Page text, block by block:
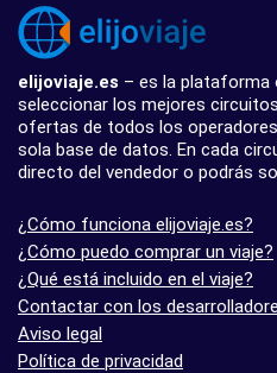
elijoviaje.es – es la plataforma
seleccionar los mejores
ofertas de todos los
sola base de datos. En cada
directo del vendedor o podrás
¿Cómo funciona elijoviaje.es?
¿Cómo puedo comprar un viaje?
¿Qué está incluido en el viaje?
Contactar con los
Aviso legal
Política de privacidad